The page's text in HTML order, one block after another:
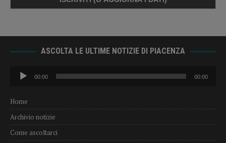
ASCOLTA LE ULTIME NOTIZIE DI PIACENZA
Audio
Player
00:00 00:00
Home
Archivio notizie
Come ascoltarci